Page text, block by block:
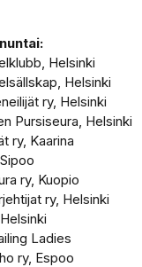
Helsinki
Helsinki
ry, Helsinki
Pursiseura, Helsinki
ry, Kaarina
ry, Kuopio
ry, Helsinki
Ladies
ry, Espoo